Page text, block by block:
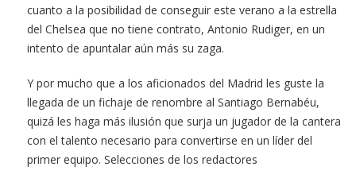
cuanto a la posibilidad de conseguir este verano a la estrella
del Chelsea que no tiene contrato, Antonio Rudiger, en un
intento de apuntalar aún más su zaga.
Y por mucho que a los aficionados del Madrid les guste la
llegada de un fichaje de renombre al Santiago Bernabéu,
quizá les haga más ilusión que surja un jugador de la cantera
con el talento necesario para convertirse en un líder del
primer equipo. Selecciones de los redactores